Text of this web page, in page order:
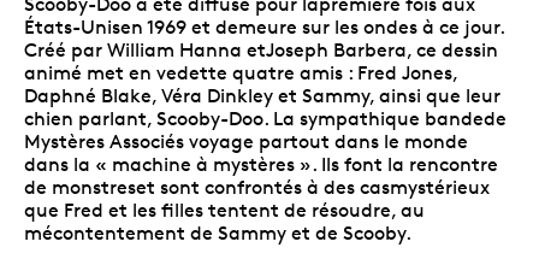
États-Unisen 1969 et demeure sur les ondes à ce jour.
Créé par William Hanna etJoseph Barbera, ce dessin
animé met en vedette quatre amis : Fred Jones,
Daphné Blake, Véra Dinkley et Sammy, ainsi que leur
chien parlant, Scooby-Doo. La sympathique bandede
Mystères Associés voyage partout dans le monde
dans la « machine à mystères ». Ils font la rencontre
de monstreset sont confrontés à des casmystérieux
que Fred et les filles tentent de résoudre, au
mécontentement de Sammy et de Scooby.